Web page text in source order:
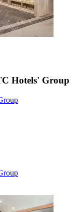
Hotels' Group